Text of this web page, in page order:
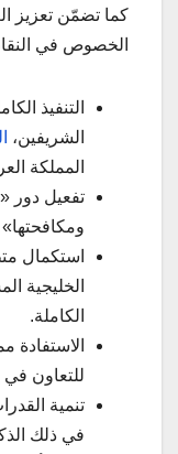
كما تضمّن تعزيز
الخصوص في
التنفيذ
الشريفين،
المملكة
تفعيل دور
استكمال
الخليجية
الكاملة.
الاستفادة
للتعاون
تنمية
في ذلك